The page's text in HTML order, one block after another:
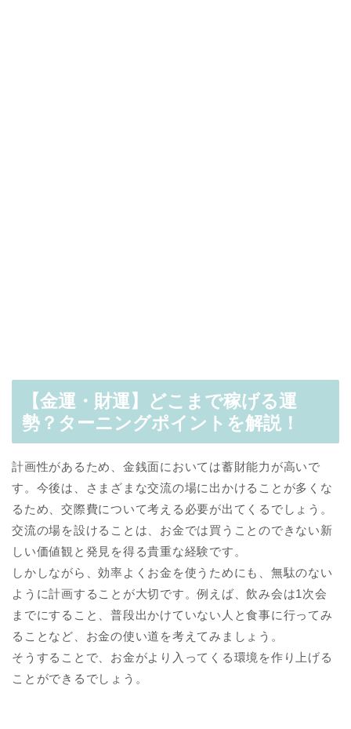
【金運・財運】どこまで稼げる運
勢？ターニングポイントを解説！
計画性があるため、金銭面においては蓄財能力が高いで
す。今後は、さまざまな交流の場に出かけることが多くな
るため、交際費について考える必要が出てくるでしょう。
交流の場を設けることは、お金では買うことのできない新
しい価値観と発見を得る貴重な経験です。
しかしながら、効率よくお金を使うためにも、無駄のない
ように計画することが大切です。例えば、飲み会は1次会
までにすること、普段出かけていない人と食事に行ってみ
ることなど、お金の使い道を考えてみましょう。
そうすることで、お金がより入ってくる環境を作り上げる
ことができるでしょう。